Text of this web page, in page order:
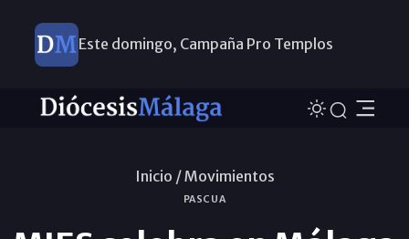
Este domingo, Campaña Pro Templos
Inicio /Movimientos
PASCUA